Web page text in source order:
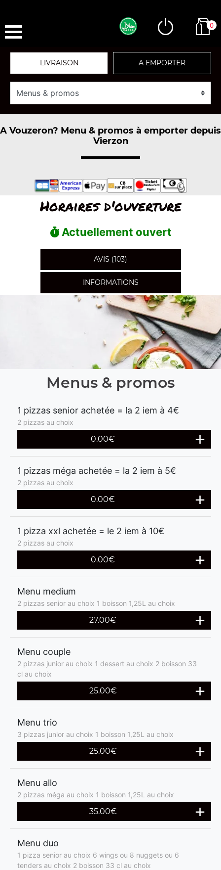
0
LIVRAISON A EMPORTER
A Vouzeron? Menu & promos à emporter depuis
Vierzon
Horaires d'ouverture
Actuellement ouvert
AVIS (103)
INFORMATIONS
Menus & promos
1 pizzas senior achetée = la 2 iem à 4€
2 pizzas au choix
0.00€
1 pizzas méga achetée = la 2 iem à 5€
2 pizzas au choix
0.00€
1 pizza xxl achetée = le 2 iem à 10€
2 pizzas au choix
0.00€
Menu medium
2 pizzas senior au choix 1 boisson 1,25L au choix
27.00€
Menu couple
2 pizzas junior au choix 1 dessert au choix 2 boisson 33
cl au choix
25.00€
Menu trio
3 pizzas junior au choix 1 boisson 1,25L au choix
25.00€
Menu allo
2 pizzas méga au choix 1 boisson 1,25L au choix
35.00€
Menu duo
1 pizza senior au choix 6 wings ou 8 nuggets ou 6
tenders au choix 2 boisson 33 cl au choix